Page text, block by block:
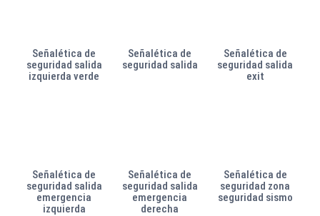
Señalética de
seguridad salida
izquierda verde
Señalética de
seguridad salida
Señalética de
seguridad salida
exit
Señalética de
seguridad salida
emergencia
izquierda
Señalética de
seguridad salida
emergencia
derecha
Señalética de
seguridad zona
seguridad sismo